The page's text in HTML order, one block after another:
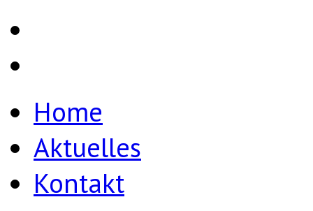
Home
Aktuelles
Kontakt